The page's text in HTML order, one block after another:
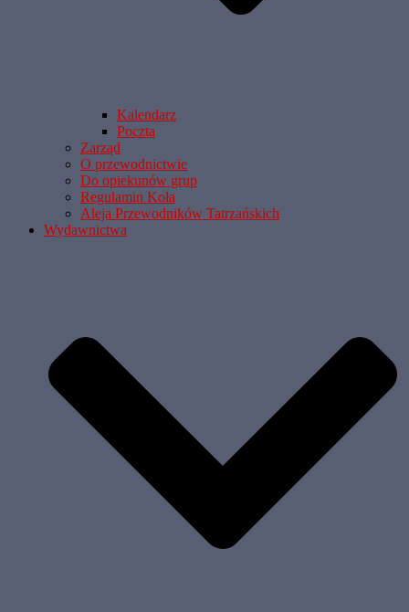
Kalendarz
Poczta
Zarząd
O przewodnictwie
Do opiekunów grup
Regulamin Koła
Aleja Przewodników Tatrzańskich
Wydawnictwa